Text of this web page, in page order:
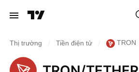
Thị trường Tiền điện tử TRON